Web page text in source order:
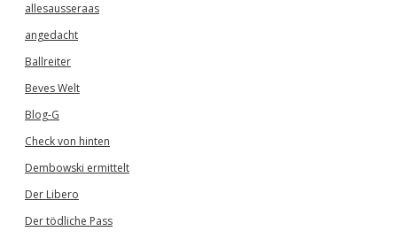
allesausseraas
angedacht
Ballreiter
Beves Welt
Blog-G
Check von hinten
Dembowski ermittelt
Der Libero
Der tödliche Pass